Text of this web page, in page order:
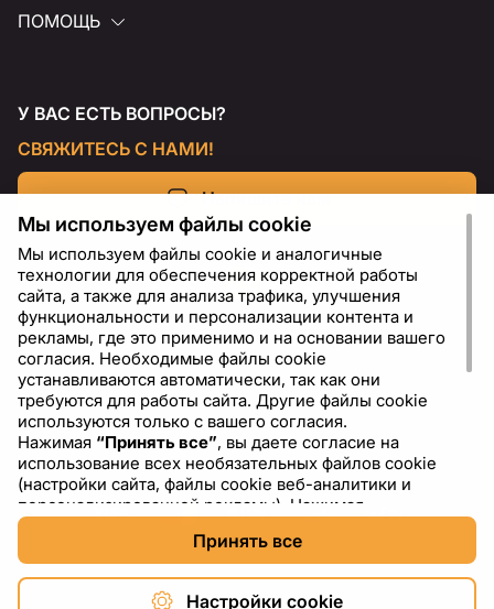
ПОМОЩЬ
У ВАС ЕСТЬ ВОПРОСЫ?
СВЯЖИТЕСЬ С НАМИ!
Напишите нам
RU USD - US Dollar ($)
Мы используем файлы cookie
Мы используем файлы cookie и аналогичные
технологии для обеспечения корректной работы
сайта, а также для анализа трафика, улучшения
функциональности и персонализации контента и
рекламы, где это применимо и на основании вашего
согласия. Необходимые файлы cookie
устанавливаются автоматически, так как они
требуются для работы сайта. Другие файлы cookie
используются только с вашего согласия.
Нажимая “Принять все”, вы даете согласие на
использование всех необязательных файлов cookie
(настройки сайта, файлы cookie веб-аналитики и
персонализированной рекламы). Нажимая
“Отклонить все”
необходимые файлы cookie. Нажимая
cookie”, вы можете выбрать, какие категории файлов
cookie разрешить или отключить. Вы можете
Принять все
Настройки cookie